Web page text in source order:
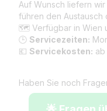
Auf Wunsch liefern
führen den Austausch
🗺️ Verfügbar in Wien
🕒 Servicezeiten:
💶 Servicekosten:
Haben Sie noch